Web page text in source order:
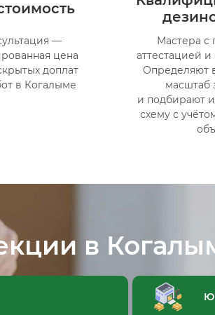
—
цена
доплат
в Когалыме
Мастера с
аттестацией и
Определяют
масштаб
и подбирают
схему с
в